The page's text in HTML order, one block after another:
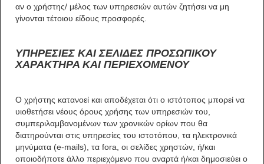
αν ο χρήστης/ μέλος των υπηρεσιών αυτών ζητήσει να μη
γίνονται τέτοιου είδους προσφορές.
ΥΠΗΡΕΣΙΕΣ ΚΑΙ ΣΕΛΙΔΕΣ ΠΡΟΣΩΠΙΚΟΥ
ΧΑΡΑΚΤΗΡΑ ΚΑΙ ΠΕΡΙΕΧΟΜΕΝΟΥ
Ο χρήστης κατανοεί και αποδέχεται ότι ο ιστότοπος μπορεί να
υιοθετήσει νέους όρους χρήσης των υπηρεσιών του,
συμπεριλαμβανομένων των χρονικών ορίων που θα
διατηρούνται στις υπηρεσίες του ιστοτόπου, τα ηλεκτρονικά
μηνύματα (e-mails), τα fora, οι σελίδες χρηστών, ή/και
οποιοδήποτε άλλο περιεχόμενο που αναρτά ή/και δημοσιεύει ο